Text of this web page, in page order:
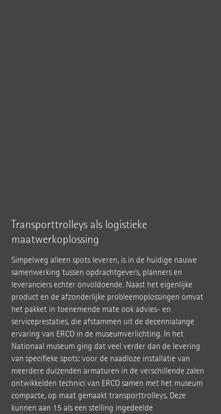
Transporttrolleys als logistieke
maatwerkoplossing
Simpelweg alleen spots leveren, is in de huidige nauwe
samenwerking tussen opdrachtgevers, planners en
leveranciers echter onvoldoende. Naast het eigenlijke
product en de afzonderlijke probleemoplossingen omvat
het pakket in toenemende mate ook advies- en
serviceprestaties, die afstammen uit de decennialange
ervaring van ERCO in de museumverlichting. In het
Nationaal museum ging dat veel verder dan de levering
van specifieke spots: voor de naadloze installatie van
meerdere duizenden armaturen in de verschillende zalen
ontwikkelden technici van ERCO samen met het museum
compacte, op maat gemaakt transporttrolleys. Deze
kunnen aan 15 als een stelling ingedeelde